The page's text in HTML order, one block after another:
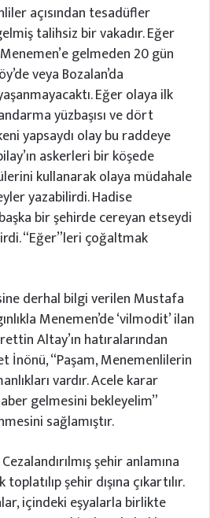
açısından tesadüfler
talihsiz bir vakadır. Eğer
gelmeden 20 gün
veya Bozalan’da
Eğer olaya ilk
yüzbaşısı ve dört
yapsaydı olay bu raddeye
askerleri bir köşede
kullanarak olaya müdahale
yazabilirdi. Hadise
bir şehirde cereyan etseydi
“Eğer”leri çoğaltmak
derhal bilgi verilen Mustafa
Menemen’de ‘vilmodit’ ilan
Altay’ın hatıralarından
İnönü, “Paşam, Menemenlilerin
vardır. Acele karar
gelmesini bekleyelim”
sağlamıştır.
şehir anlamına
şehir dışına çıkartılır.
içindeki eşyalarla birlikte